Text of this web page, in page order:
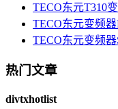
TECO东元T310
TECO东元变频
TECO东元变频
热门文章
divtxhotlist